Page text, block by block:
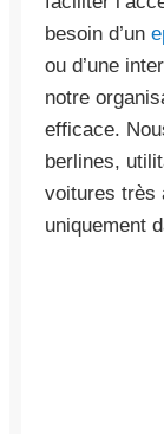
besoin d’un
ou d’une
notre
efficace.
berlines,
voitures très
uniquement